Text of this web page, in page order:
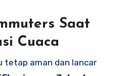
Saat
Cuaca
tetap aman dan lancar